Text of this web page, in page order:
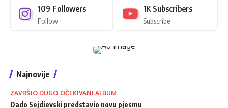
109 Followers
Follow
1K Subscribers
Subscribe
Najnovije
ZAVRŠIO DUGO OČEKIVANI ALBUM
Dado Sejdievski predstavio novu pjesmu